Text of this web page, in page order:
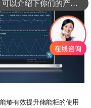
够有效提升储能柜的使用
可以介绍下你们的产品么